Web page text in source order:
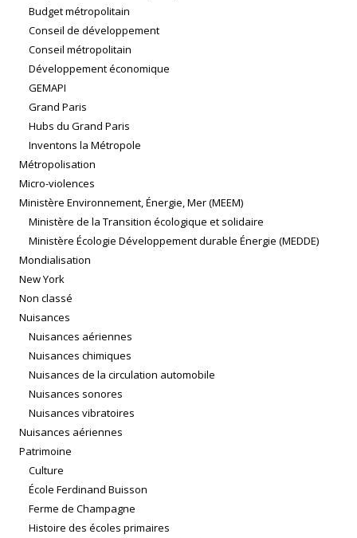
Budget métropolitain
Conseil de développement
Conseil métropolitain
Développement économique
GEMAPI
Grand Paris
Hubs du Grand Paris
Inventons la Métropole
Métropolisation
Micro-violences
Ministère Environnement, Énergie, Mer (MEEM)
Ministère de la Transition écologique et solidaire
Ministère Écologie Développement durable Énergie (MEDDE)
Mondialisation
New York
Non classé
Nuisances
Nuisances aériennes
Nuisances chimiques
Nuisances de la circulation automobile
Nuisances sonores
Nuisances vibratoires
Nuisances aériennes
Patrimoine
Culture
École Ferdinand Buisson
Ferme de Champagne
Histoire des écoles primaires